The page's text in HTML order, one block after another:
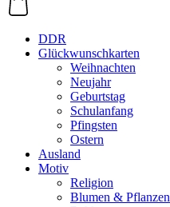
DDR
Glückwunschkarten
Weihnachten
Neujahr
Geburtstag
Schulanfang
Pfingsten
Ostern
Ausland
Motiv
Religion
Blumen & Pflanzen